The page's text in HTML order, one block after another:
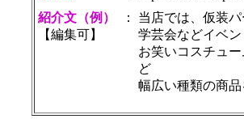
紹介文（例）
【編集可】
：
当店では、仮装
学芸会などイベ
お笑いコスチュ
ど
幅広い種類の商